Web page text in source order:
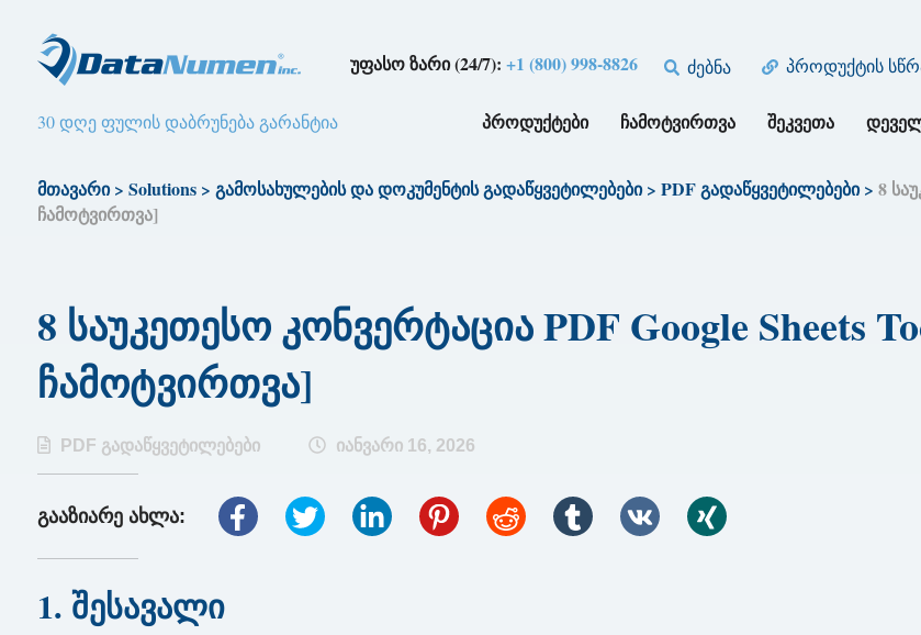
უფასო ზარი (24/7):+1 (800) 998-8826 ძებნა პროდუქტის
30 დღე ფულის დაბრუნება გარანტია ᲞᲠᲝᲓᲣᲥᲢᲔᲑᲘ ᲩᲐᲛᲝᲢᲕᲘᲠᲗᲕᲐ ᲨᲔᲙᲕᲔᲗᲐ
მთავარი> Solutions> გამოსახულების და დოკუმენტის გადაწყვეტილებები> PDF გადაწყვეტილებები> 8
ჩამოტვირთვა]
8 საუკეთესო კონვერტაცია PDF Google Sheets
ჩამოტვირთვა]
PDF გადაწყვეტილებები იანვარი 16, 2026
გააზიარე ახლა:
1. შესავალი